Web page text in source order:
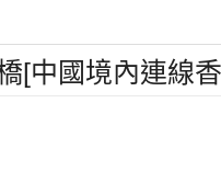
[中國境內連線